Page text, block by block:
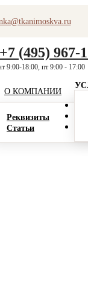
(495) 967-
9:00-18:00, пт 9:00 - 17:00
О КОМПАНИИ
Реквизиты
Статьи